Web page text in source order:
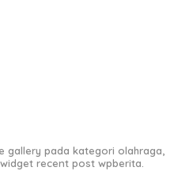
gallery pada kategori olahraga,
recent post wpberita.